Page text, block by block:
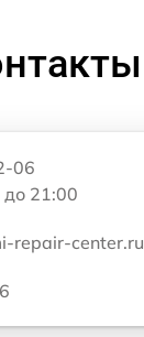
06
21:00
repair-center.ru